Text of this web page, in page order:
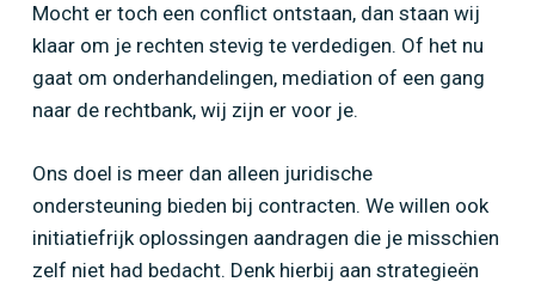
Mocht er toch een conflict ontstaan, dan staan wij
klaar om je rechten stevig te verdedigen. Of het nu
gaat om onderhandelingen, mediation of een gang
naar de rechtbank, wij zijn er voor je.
Ons doel is meer dan alleen juridische
ondersteuning bieden bij contracten. We willen ook
initiatiefrijk oplossingen aandragen die je misschien
zelf niet had bedacht. Denk hierbij aan strategieën